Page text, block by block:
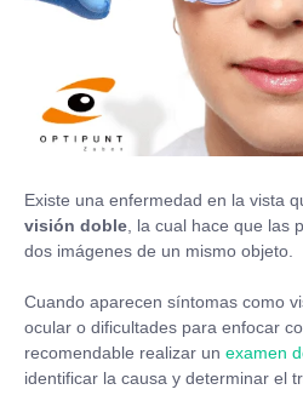
Existe una enfermedad en la vista
visión doble, la cual hace que las
dos imágenes de un mismo objeto.
Cuando aparecen síntomas como
ocular o dificultades para enfocar
recomendable realizar un examen
identificar la causa y determinar el